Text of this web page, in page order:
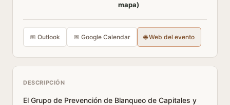
mapa)
📅 Outlook 📅 Google Calendar 🌐 Web del evento
DESCRIPCIÓN
El Grupo de Prevención de Blanqueo de Capitales y